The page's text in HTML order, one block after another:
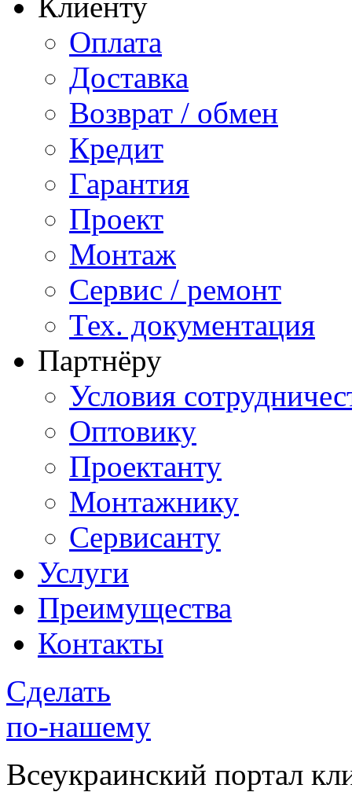
Оплата
Доставка
Возврат / обмен
Кредит
Гарантия
Проект
Монтаж
Сервис / ремонт
Тех. документация
Партнёру
Условия
Оптовику
Проектанту
Монтажнику
Сервисанту
Услуги
Преимущества
Контакты
Сделать
по-нашему
Всеукраинский портал